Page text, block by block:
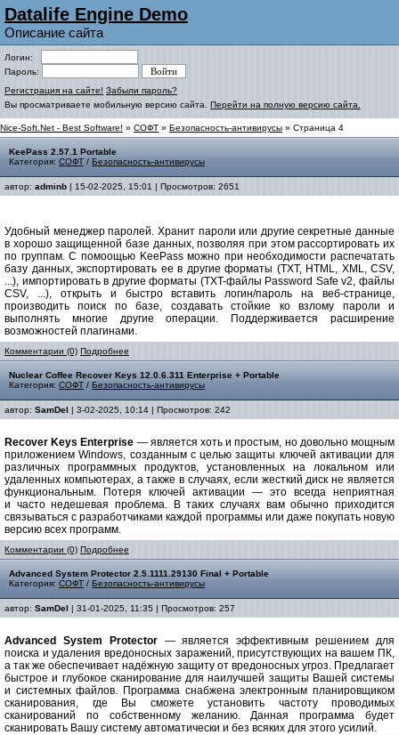
Datalife Engine Demo
Описание сайта
Логин:
Пароль:
Регистрация на сайте! Забыли пароль?
Вы просматриваете мобильную версию сайта. Перейти на полную версию сайта.
Nice-Soft.Net - Best Software! » СОФТ » Безопасность-антивирусы » Страница 4
KeePass 2.57.1 Portable
Категория: СОФТ / Безопасность-антивирусы
автор: adminb | 15-02-2025, 15:01 | Просмотров: 2651
Удобный менеджер паролей. Хранит пароли или другие секретные данные
в хорошо защищенной базе данных, позволяя при этом рассортировать их
по группам. С помоощью KeePass можно при необходимости распечатать
базу данных, экспортировать ее в другие форматы (TXT, HTML, XML, CSV,
...), импортировать в другие форматы (TXT-файлы Password Safe v2, файлы
CSV, ...), открыть и быстро вставить логин/пароль на веб-странице,
производить поиск по базе, создавать стойкие ко взлому пароли и
выполнять многие другие операции. Поддерживается расширение
возможностей плагинами.
Комментарии (0) Подробнее
Nuclear Coffee Recover Keys 12.0.6.311 Enterprise + Portable
Категория: СОФТ / Безопасность-антивирусы
автор: SamDel | 3-02-2025, 10:14 | Просмотров: 242
Recover Keys Enterprise — является хоть и простым, но довольно мощным
приложением Windows, созданным с целью защиты ключей активации для
различных программных продуктов, установленных на локальном или
удаленных компьютерах, а также в случаях, если жесткий диск не является
функциональным. Потеря ключей активации — это всегда неприятная
и часто недешевая проблема. В таких случаях вам обычно приходится
связываться с разработчиками каждой программы или даже покупать новую
версию всех программ.
Комментарии (0) Подробнее
Advanced System Protector 2.5.1111.29130 Final + Portable
Категория: СОФТ / Безопасность-антивирусы
автор: SamDel | 31-01-2025, 11:35 | Просмотров: 257
Advanced System Protector— является эффективным решением для
поиска и удаления вредоносных заражений, присутствующих на вашем ПК,
а так же обеспечивает надёжную защиту от вредоносных угроз. Предлагает
быстрое и глубокое сканирование для наилучшей защиты Вашей системы
и системных файлов. Программа снабжена электронным планировщиком
сканирования, где Вы сможете установить частоту проводимых
сканирований по собственному желанию. Данная программа будет
сканировать Вашу систему автоматически и без всяких для этого усилий.